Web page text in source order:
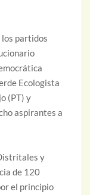
partidos
Ecologista
(PT) y
aspirantes a
y
de 120
el principio